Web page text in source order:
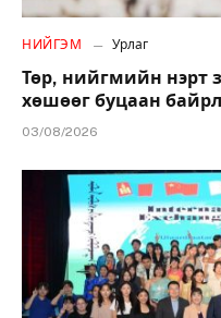
НИЙГЭМ Урлаг
Төр, нийгмийн нэрт
хөшөөг буцаан
03/08/2026